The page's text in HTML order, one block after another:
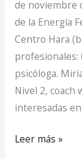
de noviembre
de la Energía
Centro Hara
profesionales:
psicóloga.
Nivel 2, coach
interesadas
TRAVÉS
DE
LA
FOTOGRAFÍA.
Málaga
Leer más »